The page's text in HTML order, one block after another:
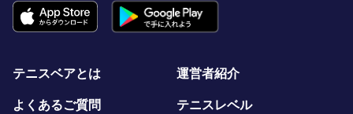
テニスベアとは 運営者紹介
よくあるご質問 テニスレベル